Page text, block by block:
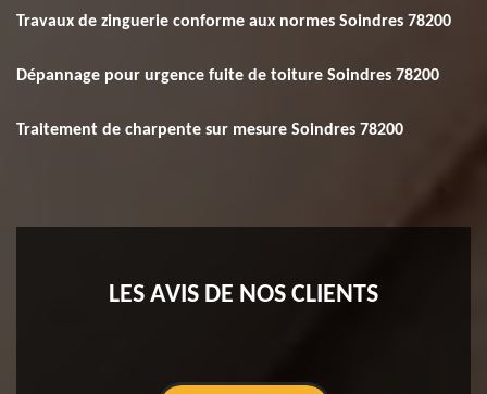
Travaux de zinguerie conforme aux normes Soindres 78200
Dépannage pour urgence fuite de toiture Soindres 78200
Traitement de charpente sur mesure Soindres 78200
LES AVIS DE NOS CLIENTS